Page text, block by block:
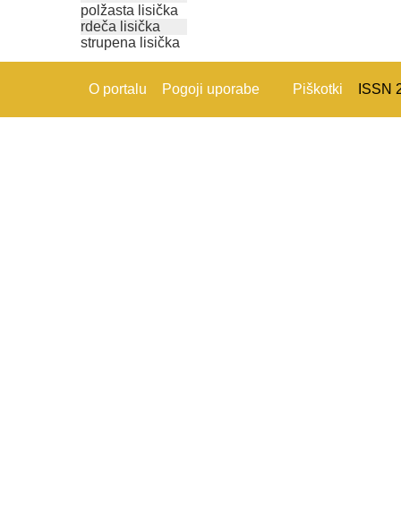
polžasta lisička
rdeča lisička
strupena lisička
O portalu Pogoji uporabe Piškotki ISSN